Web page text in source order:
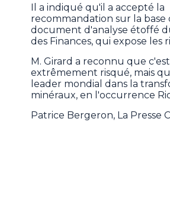
Il a indiqué qu'il a accepté la
recommandation sur la base
document d'analyse étoffé
des Finances, qui expose les
M. Girard a reconnu que
extrêmement risqué, mais
leader mondial dans la
minéraux, en l'occurrence
Patrice Bergeron, La Presse